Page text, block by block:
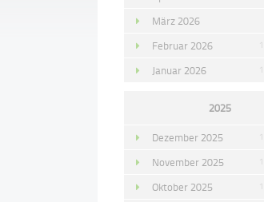
März 2026
Februar 2026
Januar 2026
2025
Dezember 2025
November 2025
Oktober 2025